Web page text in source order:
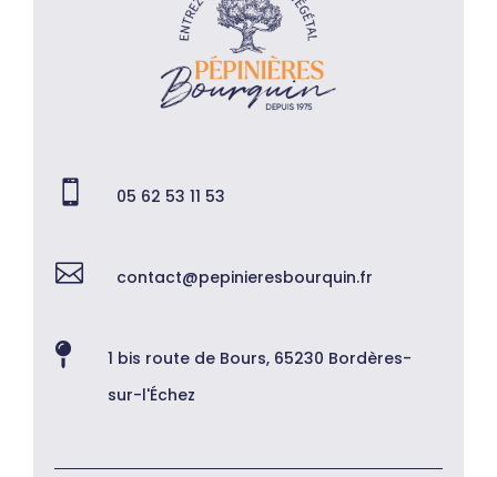
 05 62 53 11 53
 contact@pepinieresbourquin.fr

1 bis route de Bours, 65230 Bordères-
sur-l'Échez